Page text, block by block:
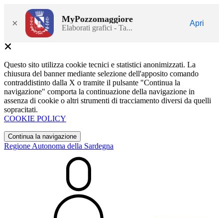
× MyPozzomaggiore
Elaborati grafici - Ta...
Apri
Questo sito utilizza cookie tecnici e statistici anonimizzati. La
chiusura del banner mediante selezione dell'apposito comando
contraddistinto dalla X o tramite il pulsante "Continua la
navigazione" comporta la continuazione della navigazione in
assenza di cookie o altri strumenti di tracciamento diversi da quelli
sopracitati.
COOKIE POLICY
Continua la navigazione
Regione Autonoma della Sardegna